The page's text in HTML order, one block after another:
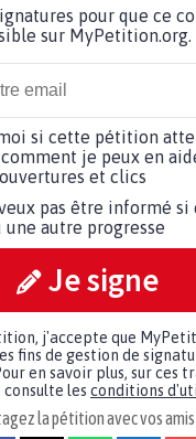
pour que ce
sur MyPetition.org.
si cette pétition
je peux en
et clics
pas être informé si
autre progresse
Je signe
j'accepte que
fins de gestion de
en savoir plus, sur ces
consulte les conditions
la pétition avec vos amis